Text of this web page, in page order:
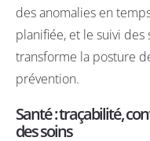
des anomalies en
planifiée, et le suivi
transforme la posture
prévention.
Santé : traçabilité,
des soins